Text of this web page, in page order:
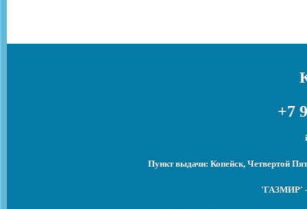
+7
Пункт выдачи: Копейск, Четвертой
'ГАЗМИР' -